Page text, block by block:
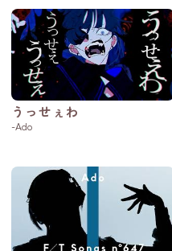
うっせぇわ
-Ado